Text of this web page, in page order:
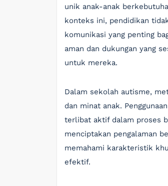
unik anak-anak
konteks ini, pendidikan
komunikasi yang penting
aman dan dukungan yang
untuk mereka.
Dalam sekolah autisme,
dan minat anak.
terlibat aktif dalam proses
menciptakan pengalaman
memahami karakteristik
efektif.